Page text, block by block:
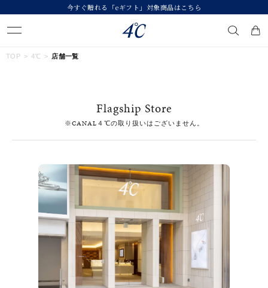
今すぐ贈れる「eギフト」対象商品はこちら
#ペア #ダイヤモンド ネックレス
#くまのプーさん
カテゴリー すべてのジュエリー
TOP 4℃ 店舗一覧
Flagship Store
※CANAL４℃の取り扱いはございません。